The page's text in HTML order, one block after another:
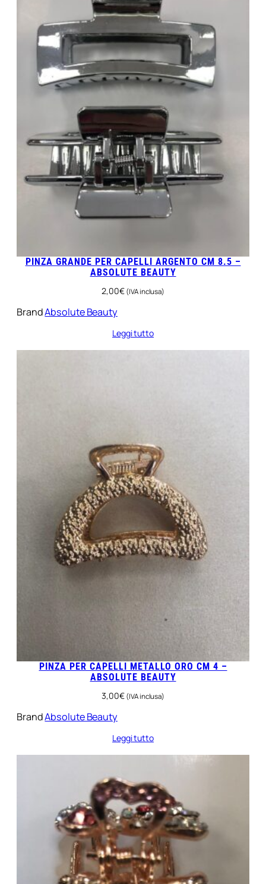
PINZA GRANDE PER CAPELLI ARGENTO CM 8.5 –
ABSOLUTE BEAUTY
2,00€ (IVA inclusa)
BrandAbsolute Beauty
Leggi tutto
PINZA PER CAPELLI METALLO ORO CM 4 –
ABSOLUTE BEAUTY
3,00€ (IVA inclusa)
BrandAbsolute Beauty
Leggi tutto